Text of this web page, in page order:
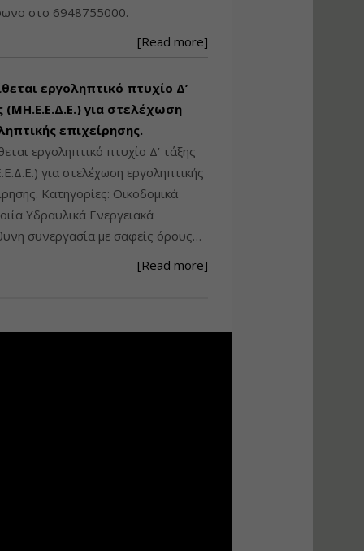
στο 6948755000.
[Read more]
εργοληπτικό πτυχίο Δ’
(ΜΗ.Ε.Ε.Δ.Ε.) για στελέχωση
επιχείρησης.
εργοληπτικό πτυχίο Δ’ τάξης
για στελέχωση εργοληπτικής
Κατηγορίες: Οικοδομικά
Υδραυλικά Ενεργειακά
συνεργασία με σαφείς όρους…
[Read more]
Ειδικών Πολεοδομικών
Εισηγητής:Λάμπρος Κίσσας
Τιμή από: €130.00
Διάρκεια: 6 ώρες
Έργων με τον
Ν.4782/2021
Διάρκεια: 18 ώρες